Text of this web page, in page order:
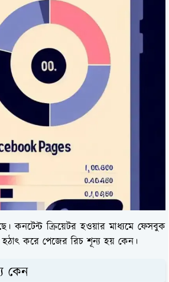
কনটেন্ট ক্রিয়েটর হওয়ার মাধ্যমে ফেসবুক
করে পেজের রিচ শূন্য হয় কেন।
কেন